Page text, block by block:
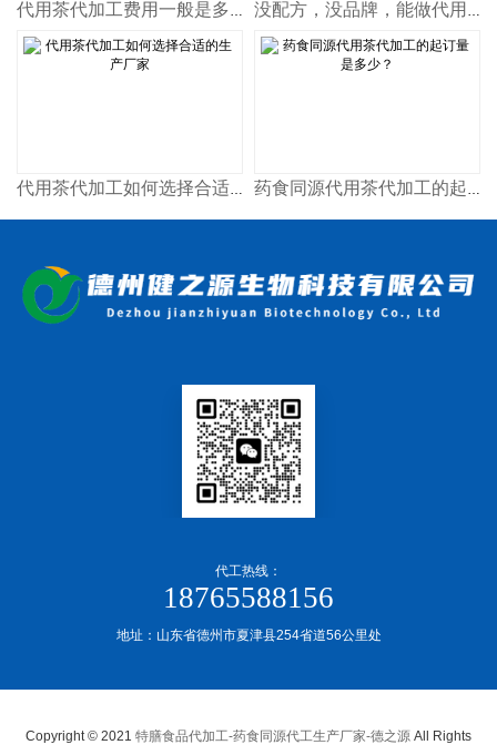
代用茶代加工费用一般是多少 没配方，没品牌，能做代用茶代加工吗
代用茶代加工如何选择合适的生产厂家 药食同源代用茶代加工的起订量是多少？
代工热线：
18765588156
地址：山东省德州市夏津县254省道56公里处
Copyright © 2021 特膳食品代加工-药食同源代工生产厂家-德之源 All Rights